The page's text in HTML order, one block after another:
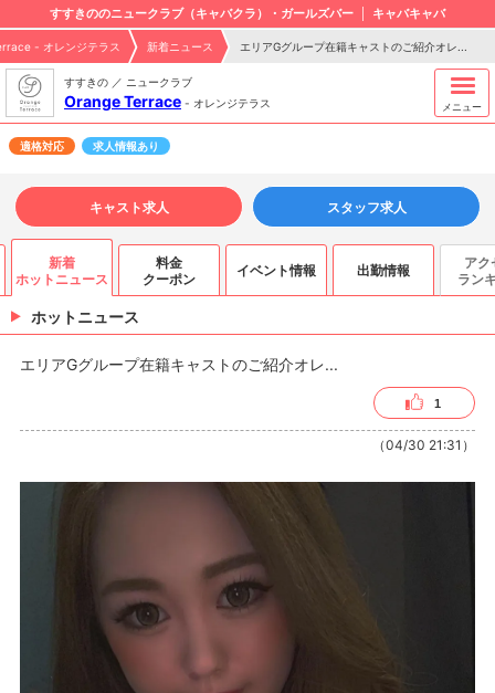
すすきののニュークラブ（キャバクラ）・ガールズバー キャバキャバ
- オレンジテラス 新着ニュース エリアGグループ在籍キャストのご紹介オレ...
すすきの ／ ニュークラブ
Orange Terrace - オレンジテラス メニュー
適格対応 求人情報あり
キャスト求人 スタッフ求人
新着
ホットニュース
料金
クーポン
イベント情報 出勤情報
アク
ラン
ホットニュース
エリアGグループ在籍キャストのご紹介オレ...
1
（04/30 21:31）